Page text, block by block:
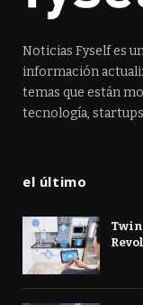
Noticias Fyself es
información
temas que están
tecnología,
el último